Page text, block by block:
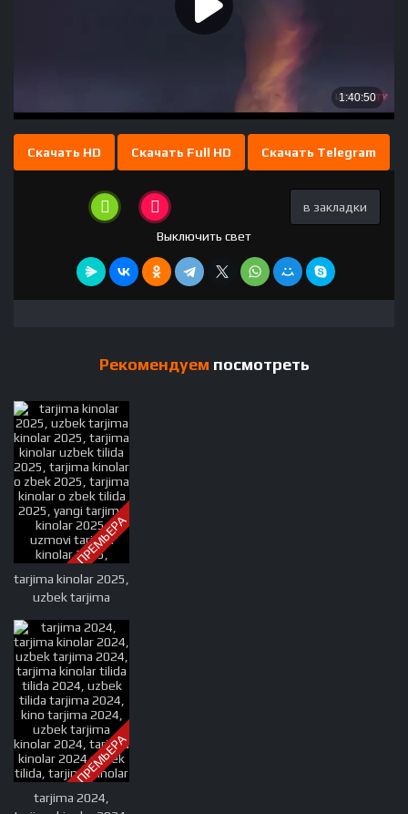
Скачать HD Скачать Full HD Скачать Telegram
в закладки
Выключить свет
Рекомендуем посмотреть
ПРЕМЬЕРА
tarjima kinolar 2025,
uzbek tarjima
kinolar uzbek tilida
2025, tarjima kinolar
o zbek 2025, tarjima
kinolar o zbek tilida
2025, yangi tarjima
kinolar 2025,
uzmovi tarjima
kinolar 2025,
uzmovi com tarjima
kinolar 2025,
ПРЕМЬЕРА
tarjima 2024,